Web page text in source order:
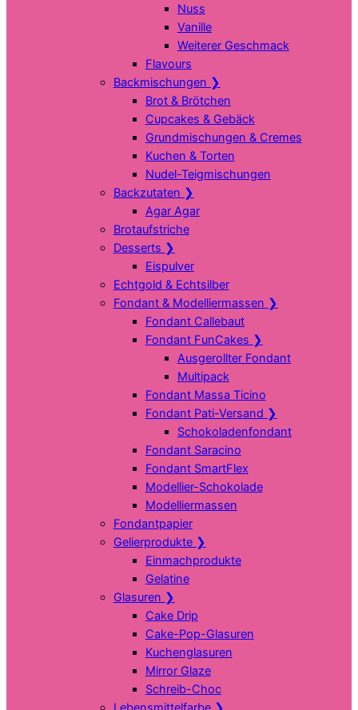
Nuss
Vanille
Weiterer Geschmack
Flavours
Backmischungen ❯
Brot & Brötchen
Cupcakes & Gebäck
Grundmischungen & Cremes
Kuchen & Torten
Nudel-Teigmischungen
Backzutaten ❯
Agar Agar
Brotaufstriche
Desserts ❯
Eispulver
Echtgold & Echtsilber
Fondant & Modelliermassen ❯
Fondant Callebaut
Fondant FunCakes ❯
Ausgerollter Fondant
Multipack
Fondant Massa Ticino
Fondant Pati-Versand ❯
Schokoladenfondant
Fondant Saracino
Fondant SmartFlex
Modellier-Schokolade
Modelliermassen
Fondantpapier
Gelierprodukte ❯
Einmachprodukte
Gelatine
Glasuren ❯
Cake Drip
Cake-Pop-Glasuren
Kuchenglasuren
Mirror Glaze
Schreib-Choc